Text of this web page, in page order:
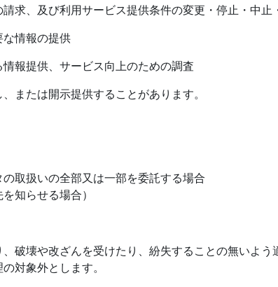
求、及び利用サービス提供条件の変更・停止・中止
情報の提供
報提供、サービス向上のための調査
または開示提供することがあります。
取扱いの全部又は一部を委託する場合
知らせる場合）
壊や改ざんを受けたり、紛失することの無いよう
対象外とします。